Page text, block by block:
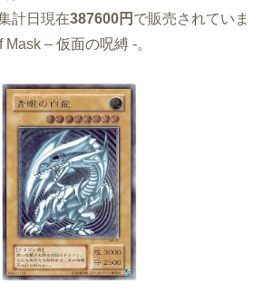
計日現在387600円 で販売されていま
– 仮面の呪縛 -。